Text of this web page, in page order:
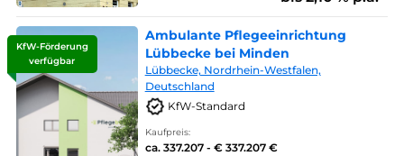
KfW-Förderung
verfügbar
Ambulante Pflegeeinrichtung
Lübbecke bei Minden
Lübbecke, Nordrhein-Westfalen,
Deutschland
KfW-Standard
Kaufpreis:
ca. 337.207 - € 337.207 €